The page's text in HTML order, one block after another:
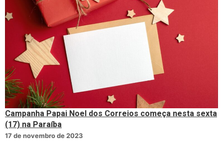
Campanha Papai Noel dos Correios começa nesta sexta
(17) na Paraíba
17 de novembro de 2023